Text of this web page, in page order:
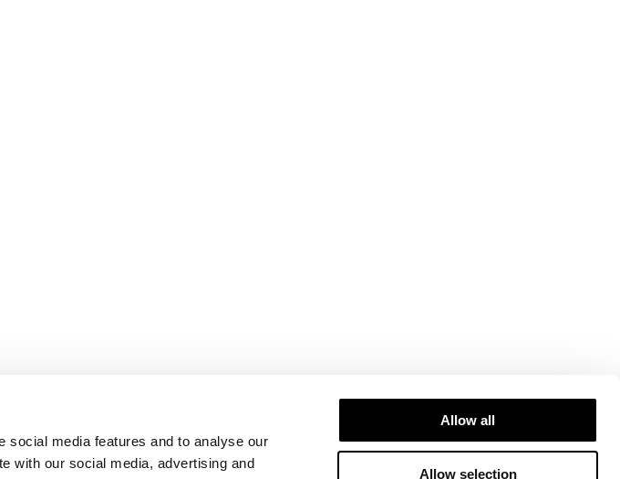
social media features and to analyse our
with our social media, advertising and
Allow all
Allow selection